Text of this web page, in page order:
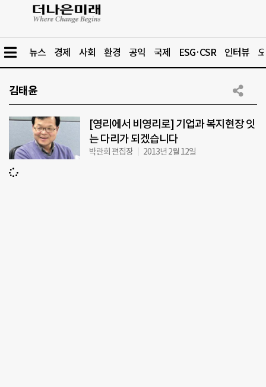
뉴스 경제 사회 환경 공익 국제 ESG·CSR 인터뷰
김태윤
[영리에서 비영리로] 기업과 복지현장 잇
는 다리가 되겠습니다
박란희 편집장 2013년 2월 12일